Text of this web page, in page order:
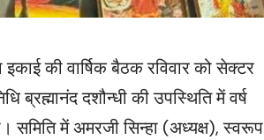
की वार्षिक बैठक रविवार को सेक्टर
ब्रह्मानंद दशौन्धी की उपस्थिति में वर्ष
समिति में अमरजी सिन्हा (अध्यक्ष), स्वरूप